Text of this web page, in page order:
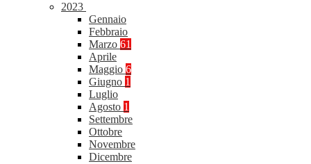
2023
Gennaio
Febbraio
Marzo 61
Aprile
Maggio 6
Giugno 1
Luglio
Agosto 1
Settembre
Ottobre
Novembre
Dicembre